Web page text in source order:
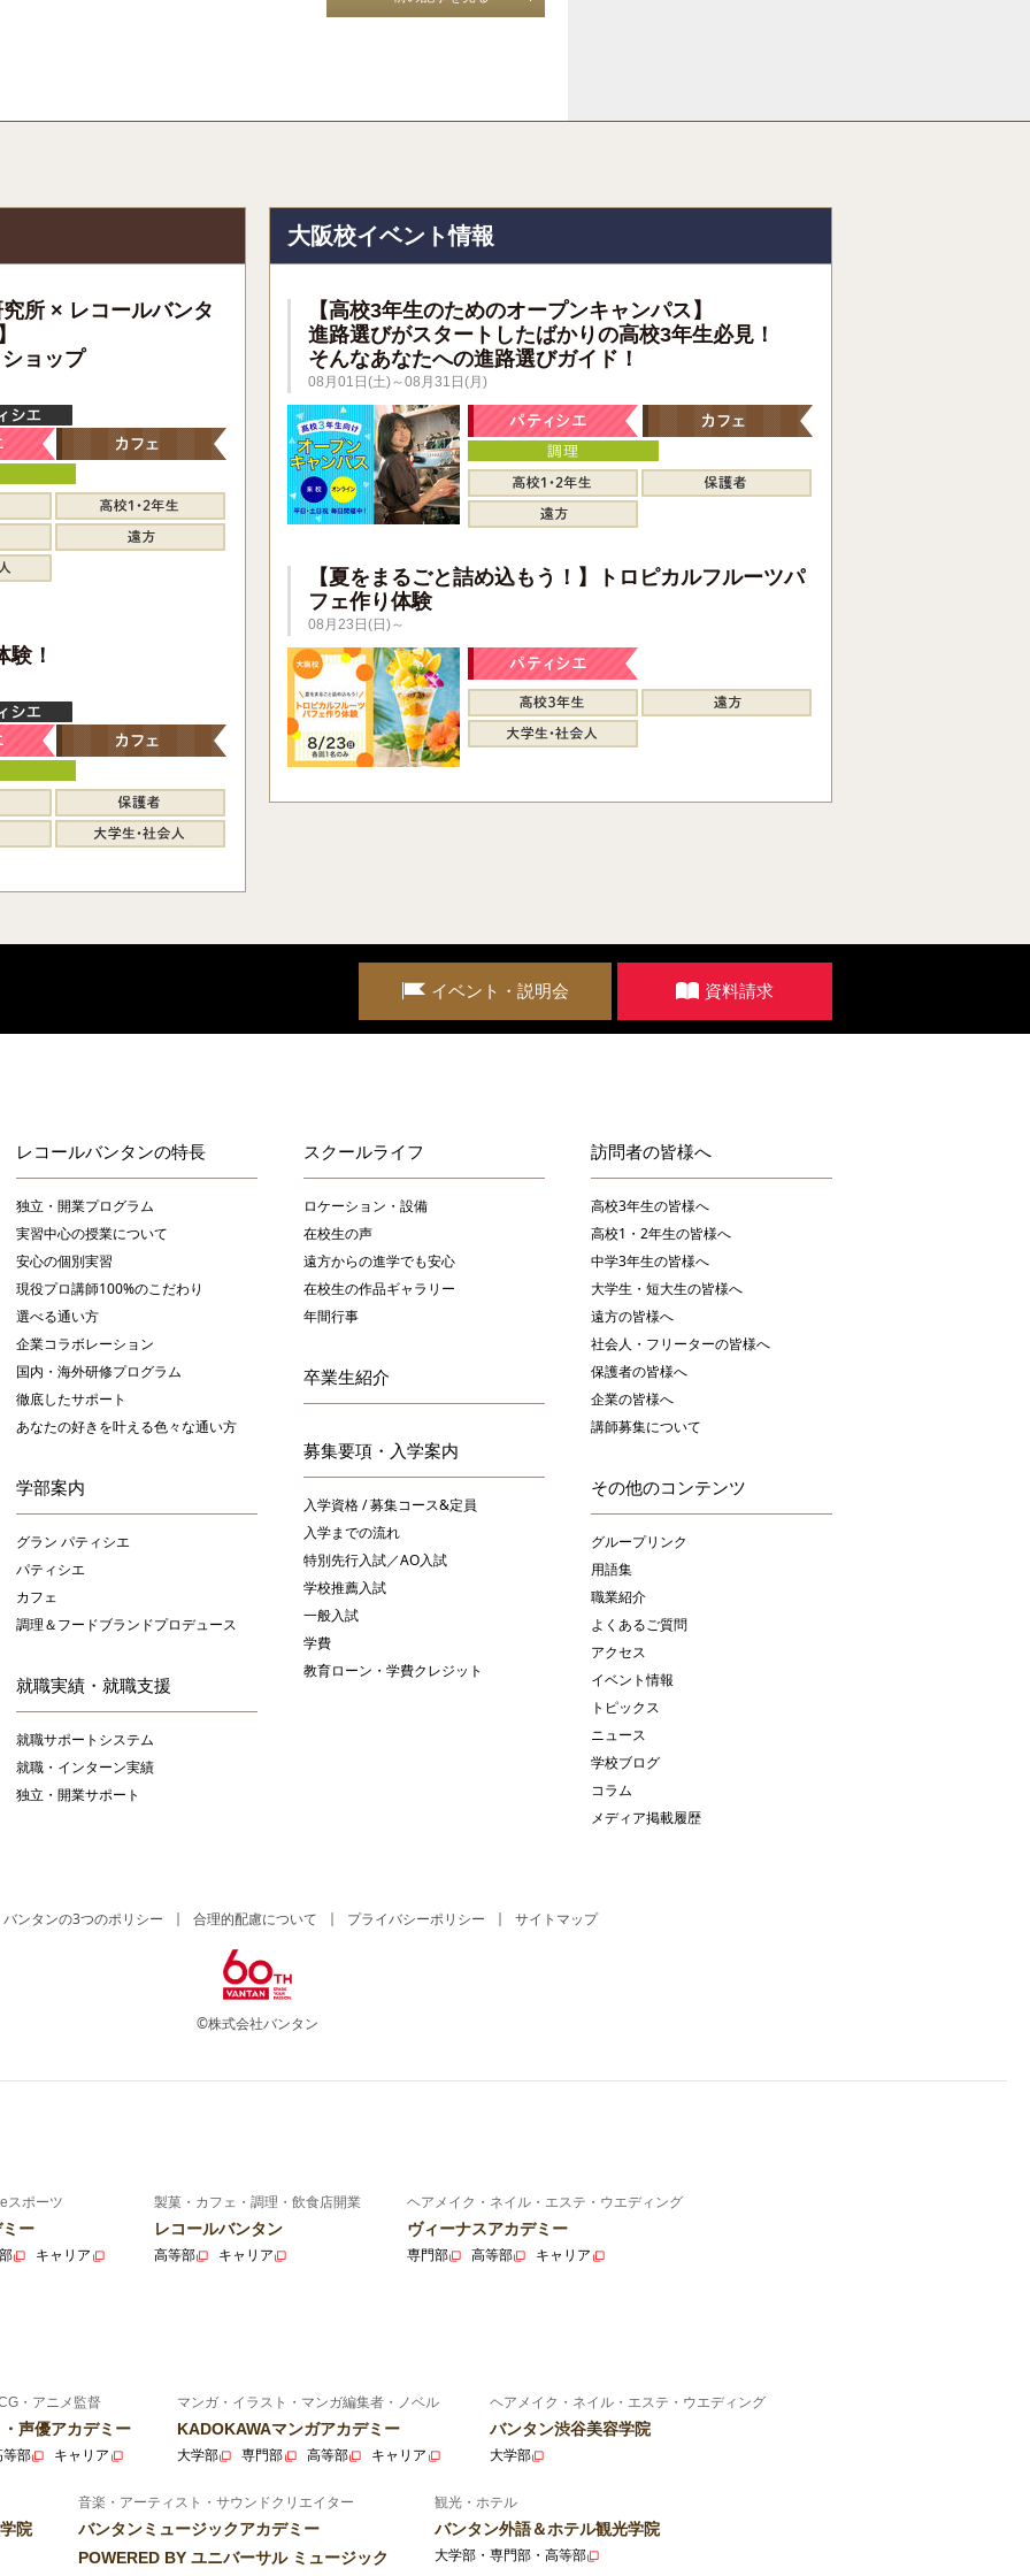
所 × レコールバンタ
ョップ
！
大阪校イベント情報
【高校3年生のためのオープンキャンパス】
進路選びがスタートしたばかりの高校3年生必見！
そんなあなたへの進路選びガイド！
08月01日(土)～08月31日(月)
【夏をまるごと詰め込もう！】トロピカルフルーツパ
フェ作り体験
08月23日(日)～
イベント・説明会 資料請求
レコールバンタンの特長
独立・開業プログラム
実習中心の授業について
安心の個別実習
現役プロ講師100%のこだわり
選べる通い方
企業コラボレーション
国内・海外研修プログラム
徹底したサポート
あなたの好きを叶える⾊々な通い⽅
学部案内
グラン パティシエ
パティシエ
カフェ
調理＆フードブランドプロデュース
就職実績・就職支援
就職サポートシステム
就職・インターン実績
独立・開業サポート
スクールライフ
ロケーション・設備
在校生の声
遠方からの進学でも安心
在校生の作品ギャラリー
年間行事
卒業生紹介
募集要項・入学案内
入学資格 / 募集コース&定員
入学までの流れ
特別先行入試／AO入試
学校推薦入試
一般入試
学費
教育ローン・学費クレジット
訪問者の皆様へ
高校3年生の皆様へ
高校1・2年生の皆様へ
中学3年生の皆様へ
大学生・短大生の皆様へ
遠方の皆様へ
社会人・フリーターの皆様へ
保護者の皆様へ
企業の皆様へ
講師募集について
その他のコンテンツ
グループリンク
用語集
職業紹介
よくあるご質問
アクセス
イベント情報
トピックス
ニュース
学校ブログ
コラム
メディア掲載履歴
バンタンの3つのポリシー 合理的配慮について プライバシーポリシー サイトマップ
©株式会社バンタン
スポーツ
ー
キャリア
製菓・カフェ・調理・飲食店開業
レコールバンタン
高等部 キャリア
ヘアメイク・ネイル・エステ・ウエディング
ヴィーナスアカデミー
専門部 高等部 キャリア
・アニメ監督
声優アカデミー
等部 キャリア
マンガ・イラスト・マンガ編集者・ノベル
KADOKAWAマンガアカデミー
大学部 専門部 高等部 キャリア
ヘアメイク・ネイル・エステ・ウエディング
バンタン渋谷美容学院
大学部
院
音楽・アーティスト・サウンドクリエイター
バンタンミュージックアカデミー
POWERED BY ユニバーサル ミュージック
観光・ホテル
バンタン外語＆ホテル観光学院
大学部・専門部・高等部